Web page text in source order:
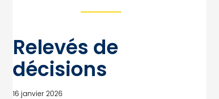
Relevés de
décisions
16 janvier 2026